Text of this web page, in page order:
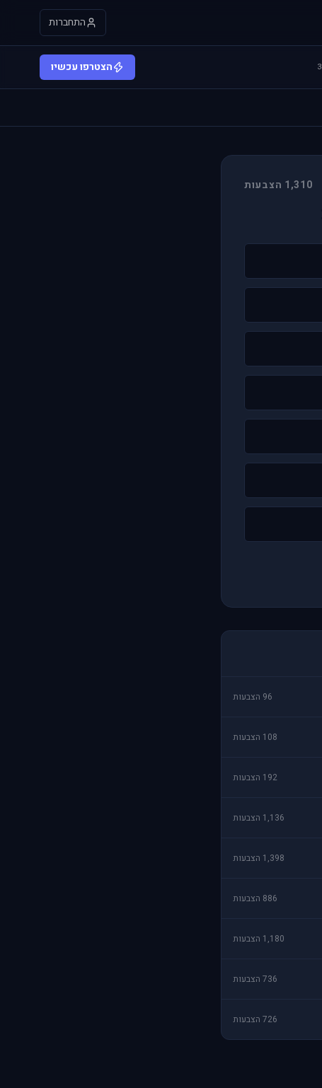
התחברות
הצטרפו עכשיו
1,310 הצבעות
96 הצבעות
108 הצבעות
192 הצבעות
1,136 הצבעות
1,398 הצבעות
886 הצבעות
1,180 הצבעות
736 הצבעות
726 הצבעות